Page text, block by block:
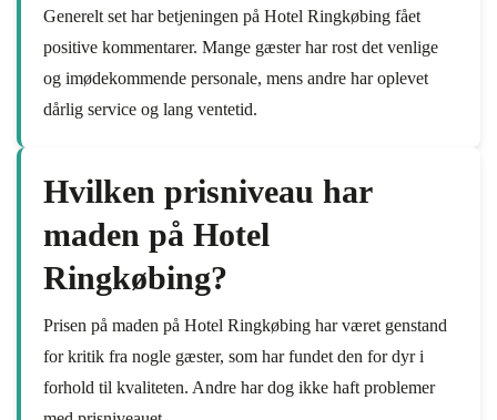
Generelt set har betjeningen på Hotel Ringkøbing fået
positive kommentarer. Mange gæster har rost det venlige
og imødekommende personale, mens andre har oplevet
dårlig service og lang ventetid.
Hvilken prisniveau har
maden på Hotel
Ringkøbing?
Prisen på maden på Hotel Ringkøbing har været genstand
for kritik fra nogle gæster, som har fundet den for dyr i
forhold til kvaliteten. Andre har dog ikke haft problemer